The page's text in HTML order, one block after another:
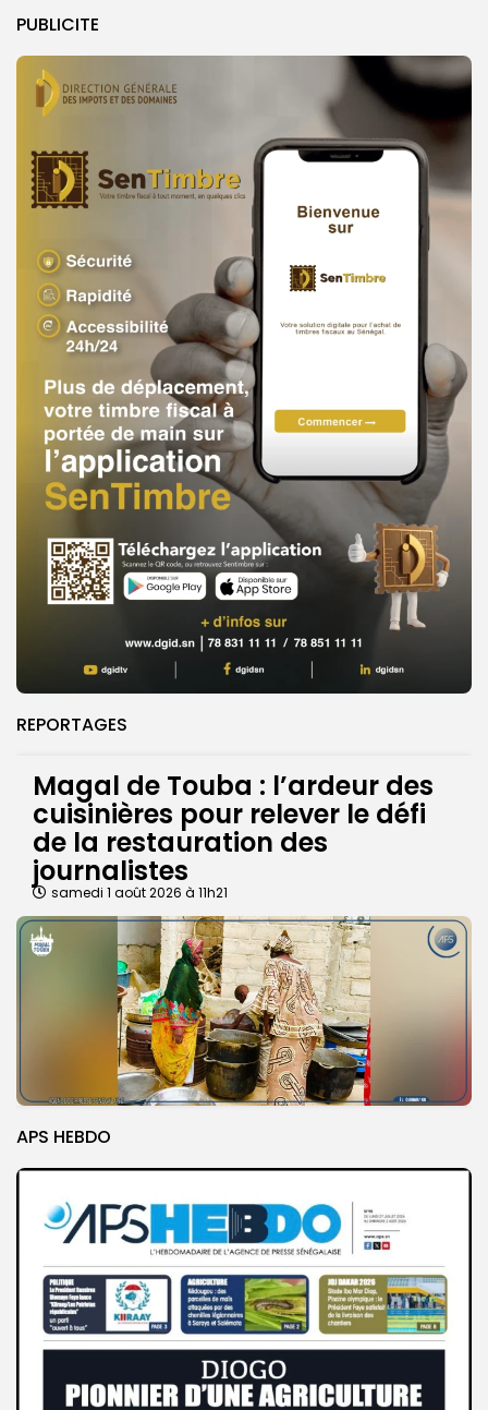
PUBLICITE
REPORTAGES
Magal de Touba : l’ardeur des
cuisinières pour relever le défi
de la restauration des
journalistes
samedi 1 août 2026 à 11h21
APS HEBDO